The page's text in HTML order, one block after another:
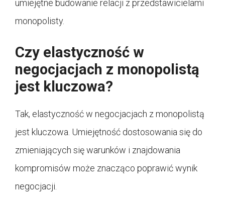
umiejętne budowanie relacji z przedstawicielami
monopolisty.
Czy elastyczność w
negocjacjach z monopolistą
jest kluczowa?
Tak, elastyczność w negocjacjach z monopolistą
jest kluczowa. Umiejętność dostosowania się do
zmieniających się warunków i znajdowania
kompromisów może znacząco poprawić wynik
negocjacji.